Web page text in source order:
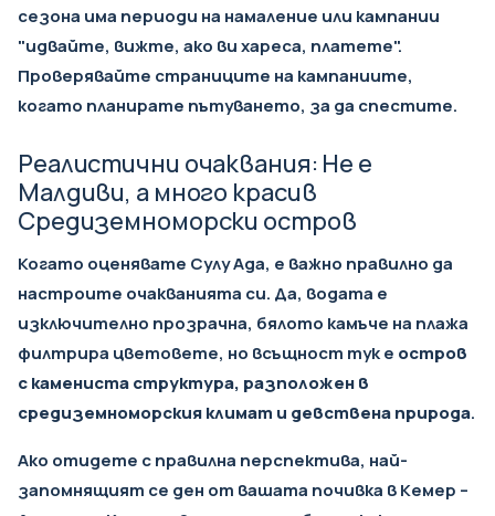
сезона има периоди на намаление или кампании
"идвайте, вижте, ако ви хареса, платете".
Проверявайте страниците на кампаниите,
когато планирате пътуването, за да спестите.
Реалистични очаквания: Не е
Малдиви, а много красив
Средиземноморски остров
Когато оценявате Сулу Ада, е важно правилно да
настроите очакванията си. Да, водата е
изключително прозрачна, бялото камъче на плажа
филтрира цветовете, но всъщност тук е остров
с камениста структура, разположен в
средиземноморския климат и девствена природа.
Ако отидете с правилна перспектива, най-
запомнящият се ден от вашата почивка в Кемер –